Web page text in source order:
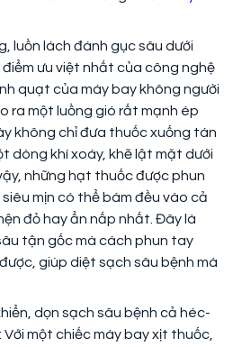
luồn lách đánh gục sâu dưới
ưu việt nhất của công nghệ
quạt của máy bay không người
ra một luồng gió rất mạnh ép
không chỉ đưa thuốc xuống tán
dòng khí xoáy, khẽ lật mặt dưới
những hạt thuốc được phun
mịn có thể bám đều vào cả
đỏ hay ẩn nấp nhất. Đây là
tận gốc mà cách phun tay
giúp diệt sạch sâu bệnh mà
dọn sạch sâu bệnh cả héc-
một chiếc máy bay xịt thuốc,